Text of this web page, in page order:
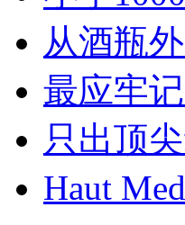
从酒瓶
最应牢
只出顶
Haut